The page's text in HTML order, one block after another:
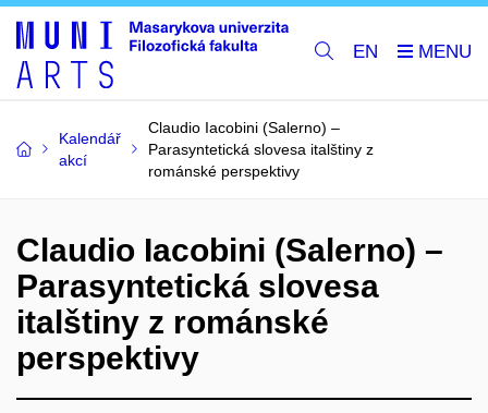
EN
Kalendář
akcí
Claudio Iacobini (Salerno) –
Parasyntetická slovesa italštiny z
románské perspektivy
Claudio Iacobini (Salerno) –
Parasyntetická slovesa
italštiny z románské
perspektivy